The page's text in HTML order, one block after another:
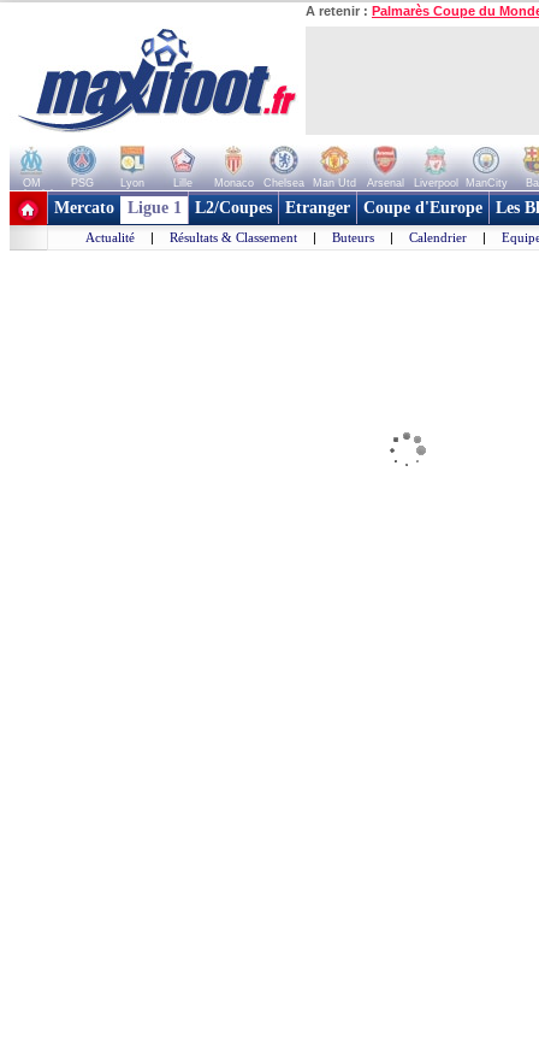
A retenir : Palmarès Coupe du
OM PSG Lyon Lille Monaco Chelsea Man Utd Arsenal Liverpool ManCity
+ de clubs
Mercato Ligue 1 L2/Coupes Etranger Coupe d'Europe Les
Actualité | Résultats & Classement | Buteurs | Calendrier |